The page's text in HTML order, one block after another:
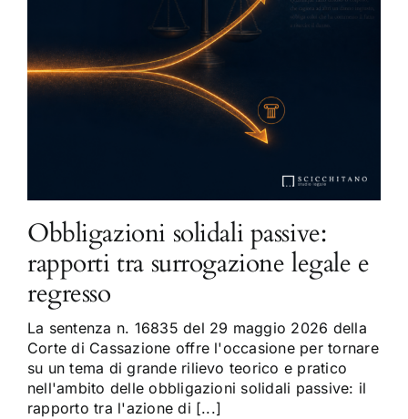
Obbligazioni solidali passive:
rapporti tra surrogazione legale e
regresso
La sentenza n. 16835 del 29 maggio 2026 della
Corte di Cassazione offre l'occasione per tornare
su un tema di grande rilievo teorico e pratico
nell'ambito delle obbligazioni solidali passive: il
rapporto tra l'azione di [...]